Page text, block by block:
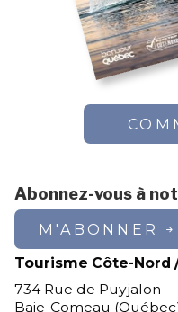
Abonnez-vous à
M'ABONNER
Tourisme Côte-Nord
734 Rue de Puyjalon
Baie-Comeau